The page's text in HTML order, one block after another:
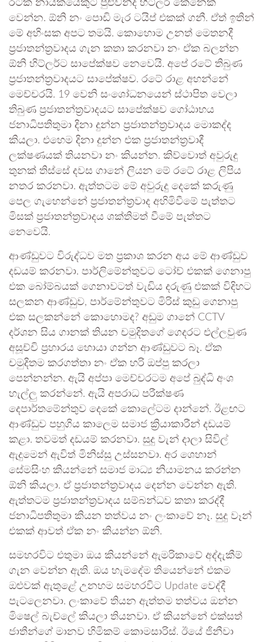
රටක නායකයෙකුට පුළුවන්ද හිට්ලර් කෙනෙක්
වෙන්න. ඕනි නං පොඩි මැර ටයිප් එකක් ගනී. ඒත් ඉතින්
මේ අහිංසක අපට තමයි. කොහොම උනත් මෙතනදී
ප්‍රජාතන්ත්‍රවාදය ගැන කතා කරනවා නං ඒක බලන්න
ඕනි හිට්ලර්ට සාපේක්ෂව නෙවෙයි. අපේ රටේ තිබුණ
ප්‍රජාතන්ත්‍රවාදයට සාපේක්ෂව. රටේ රාළ අහන්නේ
මෙච්චරයි. 19 වෙනි සංශෝධනයෙන් ස්ථාපිත වෙලා
තිබුණ ප්‍රජාතන්ත්‍රවාදයට සාපේක්ෂව ගෝඨාභය
ජනාධිපතිතුමා දිනා දුන්න ප්‍රජාතන්ත්‍රවාදය මොකද්ද
කියලා. එහෙම දිනා දුන්න එක ප්‍රජාතන්ත්‍රවාදී
ලක්ෂණයක් තියනවා නං කියන්න. කිව්වොත් අවුරුදු
තුනක් තිස්සේ දවස ගානේ ලියන මේ රටේ රාළ ලිපිය
නතර කරනවා. ඇත්තටම මේ අවුරුදු දෙකේ කරුණු
පෙල ගැහෙන්නේ ප්‍රජාතන්ත්‍රවාද අහිමිවීමේ පැත්තට
මිසක් ප්‍රජාතන්ත්‍රවාදය ශක්තිමත් වීමේ පැත්තට
නෙවෙයි.
ආණ්ඩුවට විරුද්ධව මත ප්‍රකාශ කරන අය මේ ආණ්ඩුව
දඩයම් කරනවා. පාර්ලිමේන්තුවට ටෝච් එකක් ගෙනාපු
එක බෝම්බයක් ගෙනාවටත් වැඩිය දරුණු එකක් විදිහට
සලකන ආණ්ඩුව, පාර්මේන්තුවට මිරිස් කුඩු ගෙනාපු
එක සලකන්නේ කොහොමද? අඩුම ගානේ CCTV
දර්ශන සිය ගානක් තියන චමුදිතගේ ගෙදරට එල්ලවුණ
අසූච්චි ප්‍රහාරය හොයා ගන්න ආණ්ඩුවට බෑ. ඒක
චමුදිතම කරගත්තා නං ඒක හරි ඔප්පු කරලා
පෙන්නන්න. ඇයි අප්පා මෙච්චරටම අපේ බුද්ධි අංශ
හැල්ලු කරන්නේ. ඇයි අපරාධ පරීක්ෂණ
දෙපාර්තමේන්තුව දෙකේ කොලේටම දාන්නේ. ඊළඟට
ආණ්ඩුව පහුගිය කාලෙම සමාජ ක්‍රියාකාරීන් දඩයම්
කළා. තවමත් දඩයම් කරනවා. සුදු වැන් දාලා සිවිල්
ඇදුමෙන් ඇවිත් මිනිස්සු උස්සනවා. අර ශෙහාන්
සේමසිංහ කියන්නේ සමාජ මාධ්‍ය නියාමනය කරන්න
ඕනි කියලා. ඒ ප්‍රජාතන්ත්‍රවාදය දෙන්න වෙන්න ඇති.
ඇත්තටම ප්‍රජාතන්ත්‍රවාදය සම්බන්ධව කතා කරද්දී
ජනාධිපතිතුමා කියන තත්වය නං ලංකාවේ නෑ. සුදු වෑන්
එකක් ආවත් ඒක නං කියන්න ඕනි.
සමහරවිට එතුමා ඔය කියන්නේ ඇමරිකාවේ අද්දැකීම්
ගැන වෙන්න ඇති. ඔය හැමදේම තියෙන්නේ එකම
ඔළුවක් ඇතුළේ උනහම සමහරවිට Update වෙද්දී
පැටලෙනවා. ලංකාවේ තියන ඇත්තම තත්වය ඔන්න
මිෂෙල් බැච්ලේ කියලා තියනවා. ඒ කියන්නේ එක්සත්
ජාතීන්ගේ මානව හිමිකම් කොමසාරිස්. ඊයේ ජිනීවා